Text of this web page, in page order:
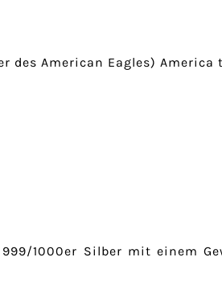
des American Eagles)
1000er Silber mit einem